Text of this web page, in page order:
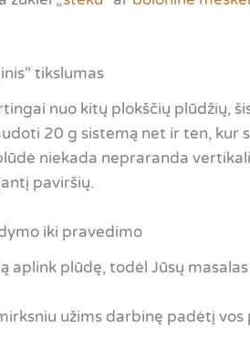
tikslumas
nuo kitų plokščių plūdžių,
20 g sistemą net ir ten,
niekada nepraranda
paviršių.
iki pravedimo
aplink plūdę, todėl Jūsų
užims darbinę padėtį vos